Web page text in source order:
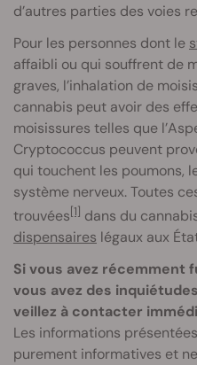
d’autres parties des voies
Pour les personnes dont le
affaibli ou qui souffrent de
graves, l’inhalation de
cannabis peut avoir des
moisissures telles que
Cryptococcus peuvent
qui touchent les poumons,
système nerveux. Toutes
trouvées[1] dans du
dispensaires légaux aux
Si vous avez récemment
vous avez des
veillez à contacter
Les informations
purement informatives et